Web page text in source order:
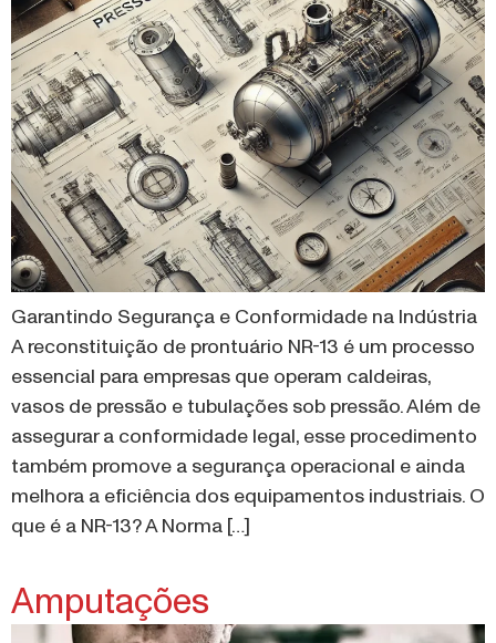
Garantindo Segurança e Conformidade na Indústria
A reconstituição de prontuário NR-13 é um processo
essencial para empresas que operam caldeiras,
vasos de pressão e tubulações sob pressão. Além de
assegurar a conformidade legal, esse procedimento
também promove a segurança operacional e ainda
melhora a eficiência dos equipamentos industriais. O
que é a NR-13? A Norma […]
Amputações